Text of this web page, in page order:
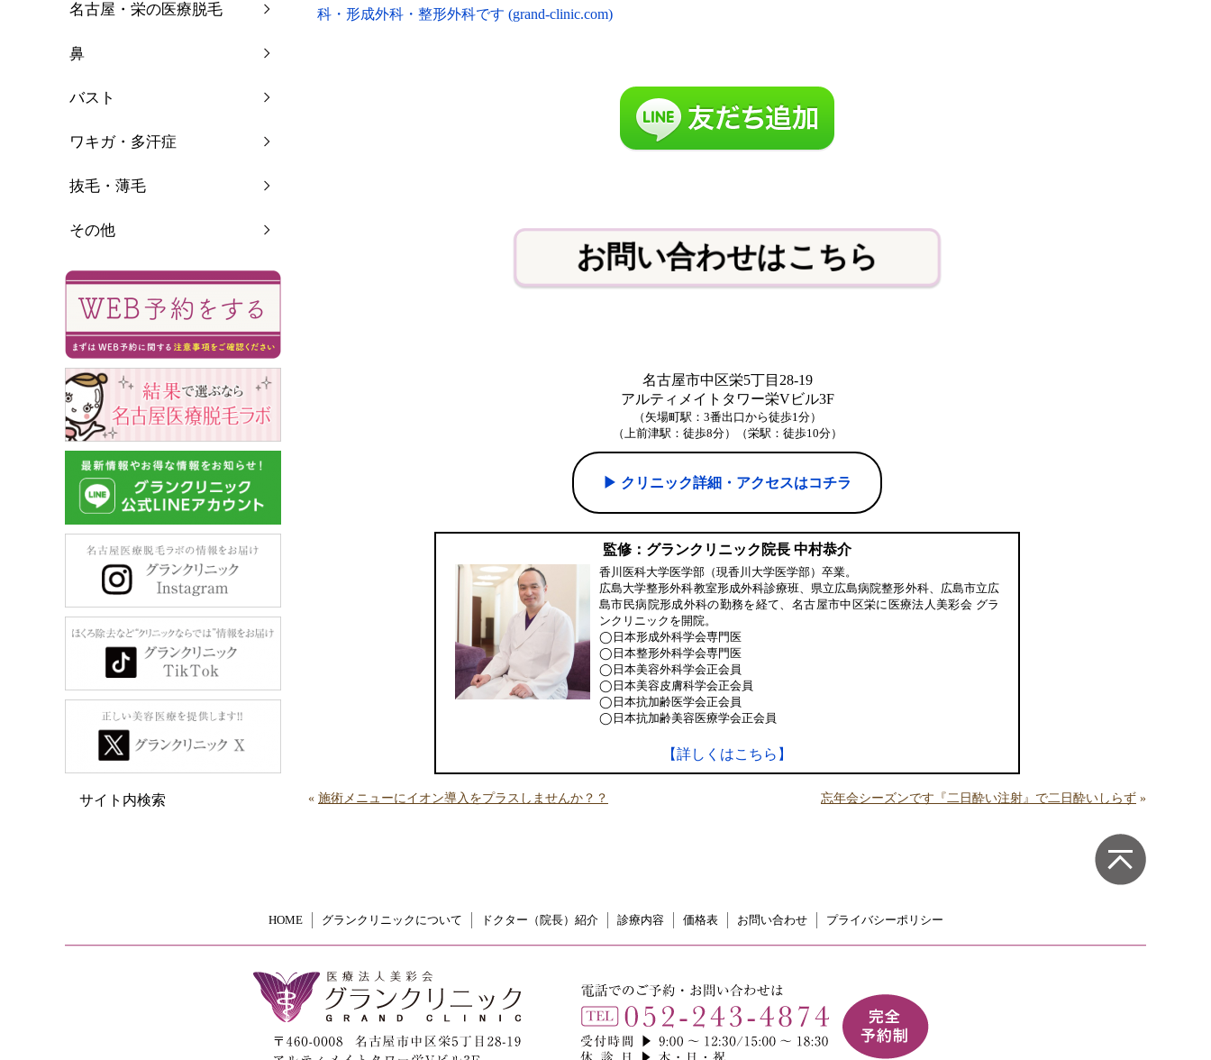
科・形成外科・整形外科です (grand-clinic.com)
お問い合わせはこちら
名古屋市中区栄5丁目28-19
アルティメイトタワー栄Vビル3F
（矢場町駅：3番出口から徒歩1分）
（上前津駅：徒歩8分）（栄駅：徒歩10分）
▶︎ クリニック詳細・アクセスはコチラ
監修：グランクリニック院長 中村恭介
香川医科大学医学部（現香川大学医学部）卒業。
広島大学整形外科教室形成外科診療班、県立広島病院整形外科、広島市立広
島市民病院形成外科の勤務を経て、名古屋市中区栄に医療法人美彩会 グラ
ンクリニックを開院。
◯日本形成外科学会専門医
◯日本整形外科学会専門医
◯日本美容外科学会正会員
◯日本美容皮膚科学会正会員
◯日本抗加齢医学会正会員
◯日本抗加齢美容医療学会正会員
【詳しくはこちら】
« 施術メニューにイオン導入をプラスしませんか？？ 忘年会シーズンです『二日酔い注射』で二日酔いしらず »
名古屋・栄の医療脱毛
鼻
バスト
ワキガ・多汗症
抜毛・薄毛
その他
サイト内検索
HOME グランクリニックについて ドクター（院長）紹介 診療内容 価格表 お問い合わせ プライバシーポリシー